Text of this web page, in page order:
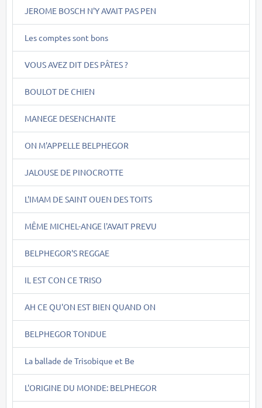
JEROME BOSCH N'Y AVAIT PAS PEN
Les comptes sont bons
VOUS AVEZ DIT DES PÂTES ?
BOULOT DE CHIEN
MANEGE DESENCHANTE
ON M'APPELLE BELPHEGOR
JALOUSE DE PINOCROTTE
L'IMAM DE SAINT OUEN DES TOITS
MÊME MICHEL-ANGE l'AVAIT PREVU
BELPHEGOR'S REGGAE
IL EST CON CE TRISO
AH CE QU'ON EST BIEN QUAND ON
BELPHEGOR TONDUE
La ballade de Trisobique et Be
L'ORIGINE DU MONDE: BELPHEGOR